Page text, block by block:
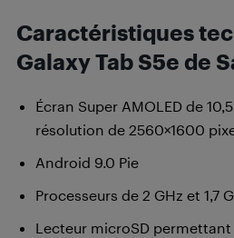
Caractéristiques
Galaxy Tab S5e de
Écran Super AMOLED de
résolution de 2560×1600
Android 9.0 Pie
Processeurs de 2 GHz et 1,7
Lecteur microSD permettant